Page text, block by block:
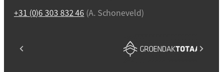
+31 (0)6 303 832 46 (A. Schoneveld)